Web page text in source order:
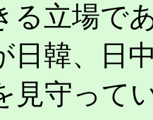
る立場で
日韓、日
見守って